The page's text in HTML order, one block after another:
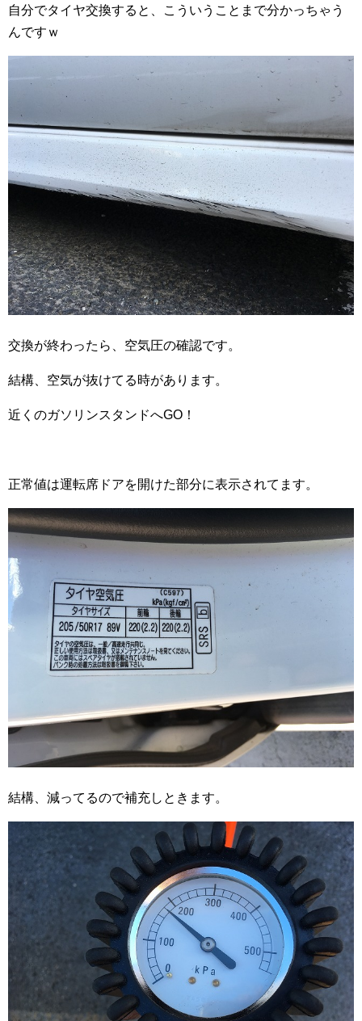
自分でタイヤ交換すると、こういうことまで分かっちゃう
んですｗ
交換が終わったら、空気圧の確認です。
結構、空気が抜けてる時があります。
近くのガソリンスタンドへGO！
正常値は運転席ドアを開けた部分に表示されてます。
結構、減ってるので補充しときます。